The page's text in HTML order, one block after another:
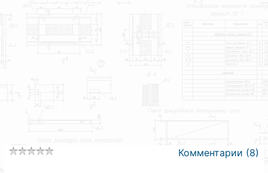
Комментарии (8)